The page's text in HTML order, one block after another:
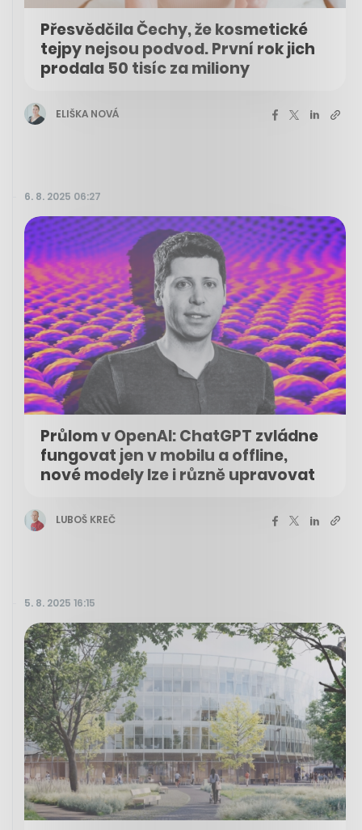
Přesvědčila Čechy, že kosmetické
tejpy nejsou podvod. První rok jich
prodala 50 tisíc za miliony
ELIŠKA NOVÁ
6. 8. 2025 06:27
Průlom v OpenAI: ChatGPT zvládne
fungovat jen v mobilu a offline,
nové modely lze i různě upravovat
LUBOŠ KREČ
5. 8. 2025 16:15